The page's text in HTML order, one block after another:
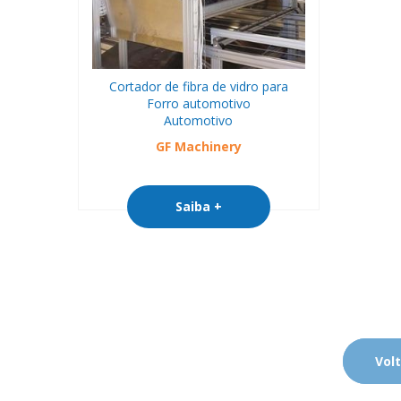
Cortador de fibra de vidro para
Forro automotivo
Automotivo
GF Machinery
Saiba +